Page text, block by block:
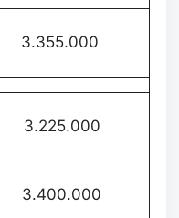
3.355.000
3.225.000
3.400.000